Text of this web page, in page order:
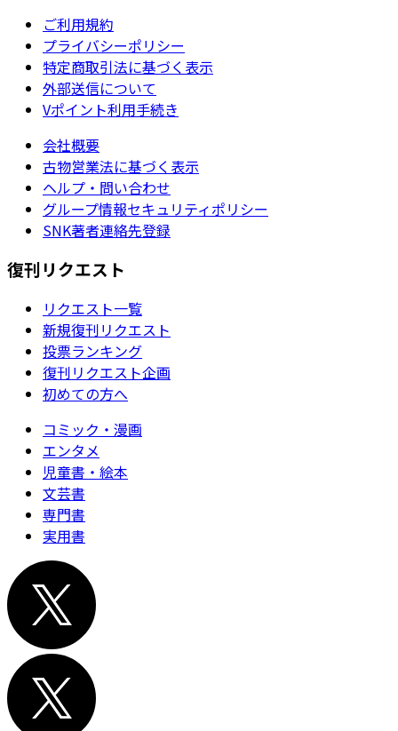
ご利用規約
プライバシーポリシー
特定商取引法に基づく表示
外部送信について
Vポイント利用手続き
会社概要
古物営業法に基づく表示
ヘルプ・問い合わせ
グループ情報セキュリティポリシー
SNK著者連絡先登録
復刊リクエスト
リクエスト一覧
新規復刊リクエスト
投票ランキング
復刊リクエスト企画
初めての方へ
コミック・漫画
エンタメ
児童書・絵本
文芸書
専門書
実用書